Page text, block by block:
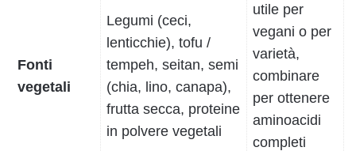
Fonti
vegetali
Legumi (ceci,
lenticchie), tofu /
tempeh, seitan, semi
(chia, lino, canapa),
frutta secca, proteine
in polvere vegetali
utile per
vegani o per
varietà,
combinare
per ottenere
aminoacidi
completi